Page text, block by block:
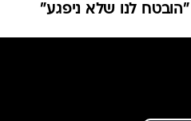
"הובטח לנו שלא ניפגע"